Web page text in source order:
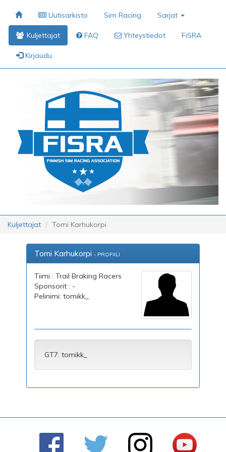
Uutisarkisto Sim Racing Sarjat
Kuljettajat FAQ Yhteystiedot FiSRA
Kirjaudu
Kuljettajat Tomi Karhukorpi
Tomi Karhukorpi - PROFIILI
Tiimi : Trail Braking Racers
Sponsorit : -
Pelinimi: tomikk_
GT7: tomikk_